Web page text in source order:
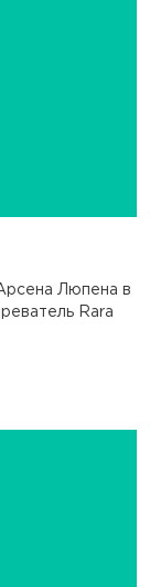
Люпена в
Rara